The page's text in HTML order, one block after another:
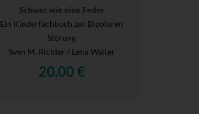
Schwer wie eine Feder
Ein Kinderfachbuch zur Bipolaren
Störung
Sven M. Richter / Lena Walter
20,00 €